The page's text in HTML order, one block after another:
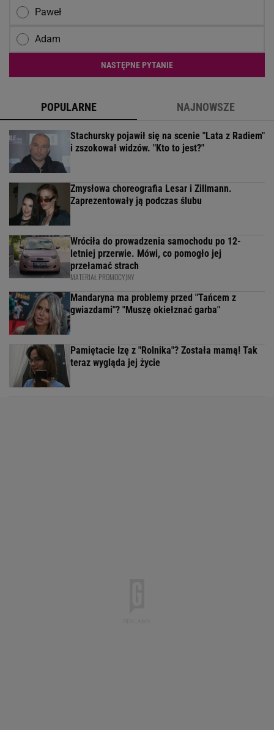
Paweł
Adam
NASTĘPNE PYTANIE
POPULARNE NAJNOWSZE
Stachursky pojawił się na scenie "Lata z Radiem"
i zszokował widzów. "Kto to jest?"
Zmysłowa choreografia Lesar i Zillmann.
Zaprezentowały ją podczas ślubu
Wróciła do prowadzenia samochodu po 12-
letniej przerwie. Mówi, co pomogło jej
przełamać strach
MATERIAŁ PROMOCYJNY
Mandaryna ma problemy przed "Tańcem z
gwiazdami"? "Muszę okiełznać garba"
Pamiętacie Izę z "Rolnika"? Została mamą! Tak
teraz wygląda jej życie